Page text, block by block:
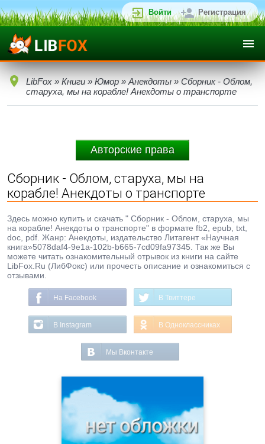
Войти Регистрация
LibFox » Книги » Юмор » Анекдоты » Сборник - Облом,
старуха, мы на корабле! Анекдоты о транспорте
Авторские права
Сборник - Облом, старуха, мы на
корабле! Анекдоты о транспорте
Здесь можно купить и скачать " Сборник - Облом, старуха, мы
на корабле! Анекдоты о транспорте" в формате fb2, epub, txt,
doc, pdf. Жанр: Анекдоты, издательство Литагент «Научная
книга»5078daf4-9e1a-102b-b665-7cd09fa97345. Так же Вы
можете читать ознакомительный отрывок из книги на сайте
LibFox.Ru (ЛибФокс) или прочесть описание и ознакомиться с
отзывами.
На Facebook В Твиттере
В Instagram В Одноклассниках
Мы Вконтакте